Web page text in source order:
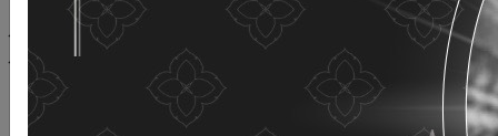
เปิดอ่านด้วยเสียง
ปิดอ่านด้วยเสียง
ผังเว็บไซต์
เว็บไซต์นี้ใช้คุกกี้ (Cookies)